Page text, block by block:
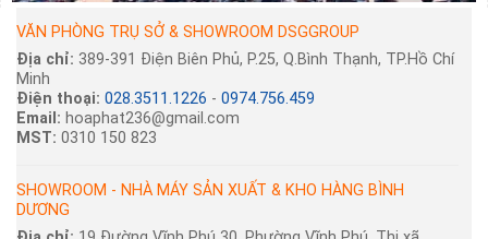
VĂN PHÒNG TRỤ SỞ & SHOWROOM DSGGROUP
Địa chỉ: 389-391 Điện Biên Phủ, P.25, Q.Bình Thạnh, TP.Hồ Chí
Minh
Điện thoại: 028.3511.1226 - 0974.756.459
Email: hoaphat236@gmail.com
MST: 0310 150 823
SHOWROOM - NHÀ MÁY SẢN XUẤT & KHO HÀNG BÌNH
DƯƠNG